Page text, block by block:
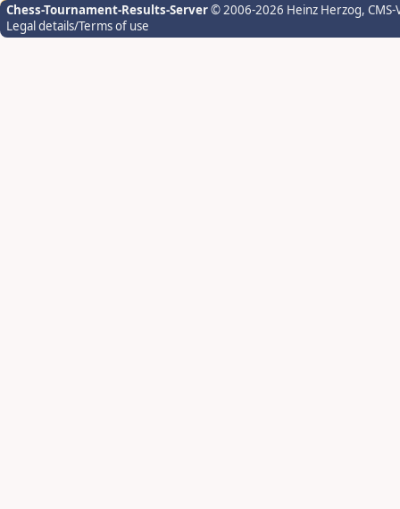
Chess-Tournament-Results-Server© 2006-2026 Heinz Herzog,
Legal details/Terms of use